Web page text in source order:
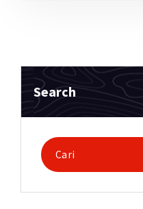
Search
Pencarian
untuk: